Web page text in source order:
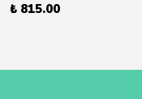
₺ 815.00